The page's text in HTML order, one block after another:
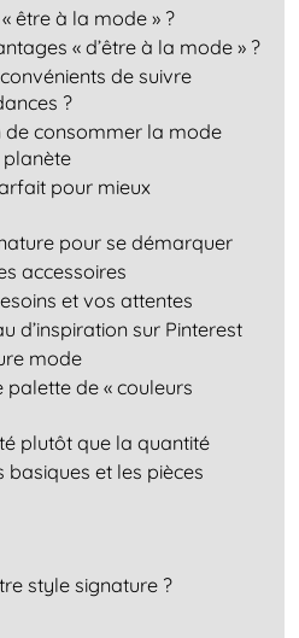
être à la mode » ?
« d’être à la mode » ?
de suivre
?
de consommer la mode
pour mieux
pour se démarquer
accessoires
et vos attentes
d’inspiration sur Pinterest
mode
de « couleurs
plutôt que la quantité
basiques et les pièces
style signature ?